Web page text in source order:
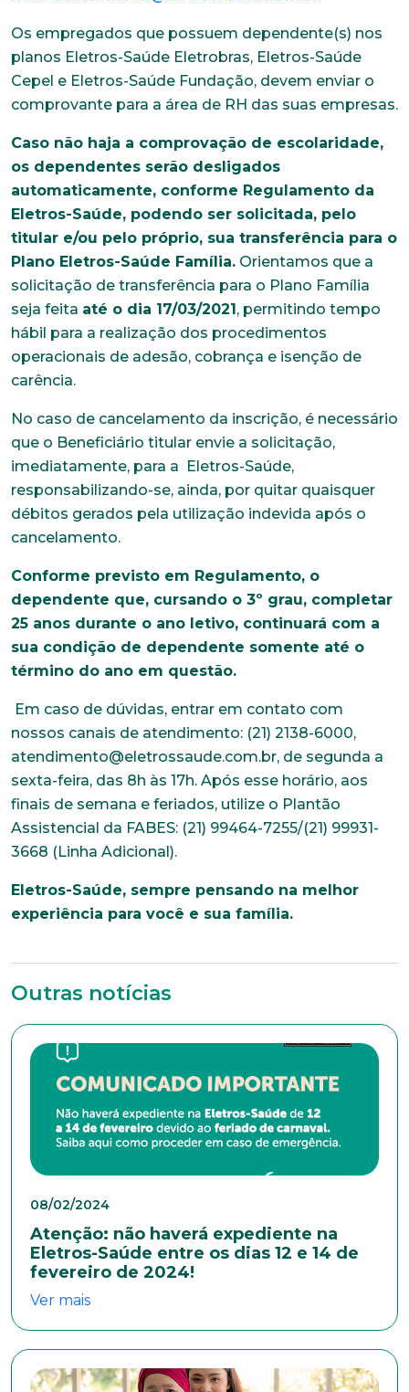
Os empregados que possuem dependente(s) nos
planos Eletros-Saúde Eletrobras, Eletros-Saúde
Cepel e Eletros-Saúde Fundação, devem enviar o
comprovante para a área de RH das suas empresas.
Caso não haja a comprovação de escolaridade,
os dependentes serão desligados
automaticamente, conforme Regulamento da
Eletros-Saúde, podendo ser solicitada, pelo
titular e/ou pelo próprio, sua transferência para o
Plano Eletros-Saúde Família. Orientamos que a
solicitação de transferência para o Plano Família
seja feita até o dia 17/03/2021, permitindo tempo
hábil para a realização dos procedimentos
operacionais de adesão, cobrança e isenção de
carência.
No caso de cancelamento da inscrição, é necessário
que o Beneficiário titular envie a solicitação,
imediatamente, para a Eletros-Saúde,
responsabilizando-se, ainda, por quitar quaisquer
débitos gerados pela utilização indevida após o
cancelamento.
Conforme previsto em Regulamento, o
dependente que, cursando o 3º grau, completar
25 anos durante o ano letivo, continuará com a
sua condição de dependente somente até o
término do ano em questão.
Em caso de dúvidas, entrar em contato com
nossos canais de atendimento: (21) 2138-6000,
atendimento@eletrossaude.com.br, de segunda a
sexta-feira, das 8h às 17h. Após esse horário, aos
finais de semana e feriados, utilize o Plantão
Assistencial da FABES: (21) 99464-7255/(21) 99931-
3668 (Linha Adicional).
Eletros-Saúde, sempre pensando na melhor
experiência para você e sua família.
Outras notícias
08/02/2024
Atenção: não haverá expediente na
Eletros-Saúde entre os dias 12 e 14 de
fevereiro de 2024!
Ver mais
Trabalhe conosco
Faça parte de uma instituição sólida, ética e
comprometida com o bem-estar dos seus
colaboradores. Preencha todos os dados abaixo e
*Campos obrigatórios
Nome completo*
Telefone
Endereço